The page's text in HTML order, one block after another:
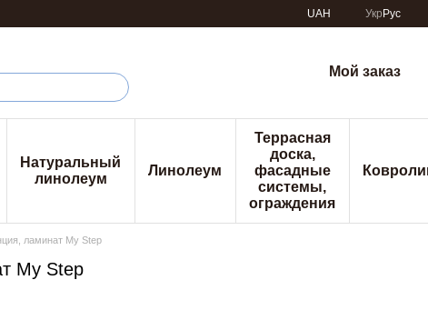
UAH Укр Рус
Мой заказ
Натуральный
линолеум
Линолеум
Террасная
доска,
фасадные
системы,
ограждения
ламинат My Step
My Step